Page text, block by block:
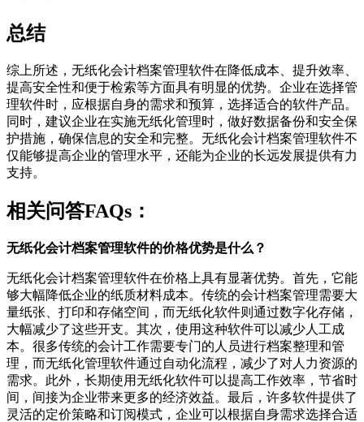
总结
综上所述，无纸化会计档案管理软件在降低成本、提升效率、
提高安全性和便于检索等方面具有明显的优势。企业在选择管
理软件时，应根据自身的需求和预算，选择适合的软件产品。
同时，建议企业在实施无纸化管理时，做好数据备份和安全保
护措施，确保信息的安全和完整。无纸化会计档案管理软件不
仅能够提高企业的管理水平，还能为企业的长远发展提供有力
支持。
相关问答FAQs：
无纸化会计档案管理软件的价格优势是什么？
无纸化会计档案管理软件在价格上具有显著优势。首先，它能
够大幅降低企业的纸质材料成本。传统的会计档案管理需要大
量纸张、打印和存储空间，而无纸化软件则通过数字化存储，
大幅减少了这些开支。其次，使用这种软件可以减少人工成
本。很多传统的会计工作需要专门的人员进行档案整理和管
理，而无纸化管理软件通过自动化流程，减少了对人力资源的
需求。此外，长期使用无纸化软件可以提高工作效率，节省时
间，间接为企业带来更多的经济效益。最后，许多软件提供了
灵活的定价策略和订阅模式，企业可以根据自身需求选择合适